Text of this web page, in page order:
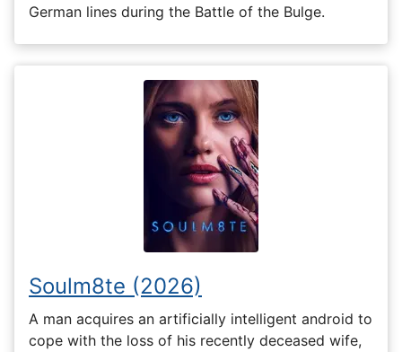
German lines during the Battle of the Bulge.
Soulm8te (2026)
A man acquires an artificially intelligent android to
cope with the loss of his recently deceased wife,